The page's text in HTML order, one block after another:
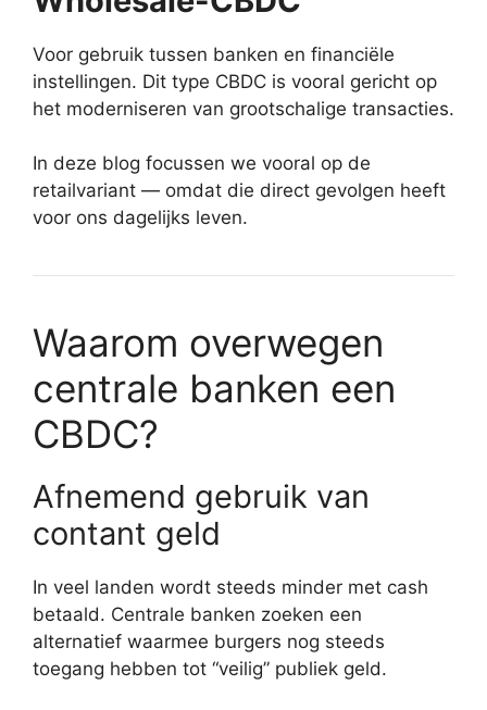
Voor gebruik tussen banken en financiële
instellingen. Dit type CBDC is vooral gericht op
het moderniseren van grootschalige transacties.
In deze blog focussen we vooral op de
retailvariant — omdat die direct gevolgen heeft
voor ons dagelijks leven.
Waarom overwegen
centrale banken een
CBDC?
Afnemend gebruik van
contant geld
In veel landen wordt steeds minder met cash
betaald. Centrale banken zoeken een
alternatief waarmee burgers nog steeds
toegang hebben tot “veilig” publiek geld.